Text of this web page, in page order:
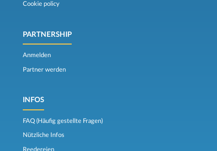
Cookie policy
PARTNERSHIP
Anmelden
Partner werden
INFOS
FAQ (Häufig gestellte Fragen)
Nützliche Infos
Reedereien